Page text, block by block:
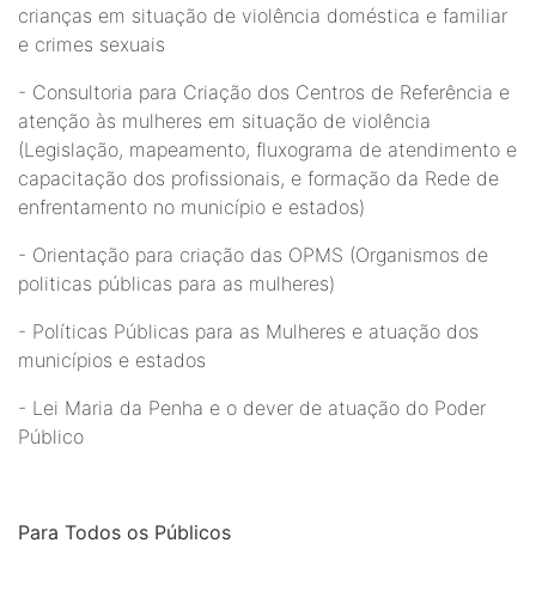
crianças em situação de violência doméstica e familiar
e crimes sexuais
- Consultoria para Criação dos Centros de Referência e
atenção às mulheres em situação de violência
(Legislação, mapeamento, fluxograma de atendimento e
capacitação dos profissionais, e formação da Rede de
enfrentamento no município e estados)
- Orientação para criação das OPMS (Organismos de
politicas públicas para as mulheres)
- Políticas Públicas para as Mulheres e atuação dos
municípios e estados
- Lei Maria da Penha e o dever de atuação do Poder
Público
Para Todos os Públicos